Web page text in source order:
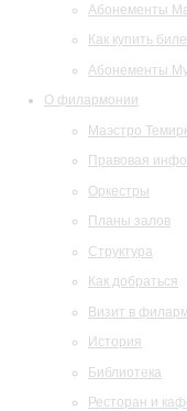
Абонементы
Как купить
Абонементы
О филармонии
Маэстро
Правовая
Оркестры
Планы залов
Структура
Как добраться
Визит в
История
Библиотека
Ресторан и